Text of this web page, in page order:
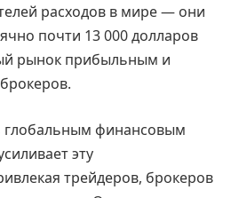
расходов в мире — они
почти 13 000 долларов
рынок прибыльным и
глобальным финансовым
эту
трейдеров, брокеров